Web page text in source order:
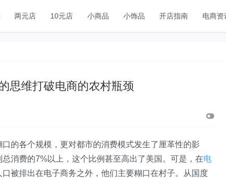
两元店 10元店 小商品 小饰品 开店指南 电商资
思维打破电商的农村瓶颈
的各个规模，更对都市的消费模式发生了厘革性的影
消费的7%以上，这个比例甚至高出了美国。可是，在电
被排出在电子商务之外，他们主要糊口在村子。从国度